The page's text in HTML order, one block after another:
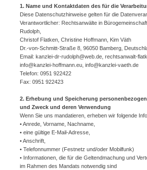
1. Name und Kontaktdaten des für die
Diese Datenschutzhinweise gelten für die
Verantwortlicher: Rechtsanwälte in
Rudolph,
Christof Flatken, Christine Hoffmann, Kim Väth
Dr.-von-Schmitt-Straße 8, 96050 Bamberg,
Email: kanzlei-dr-rudolph@web.de, rechtsanwalt-
info@kanzlei-hoffmann.eu, info@kanzlei-vaeth.de
Telefon: 0951 922422
Fax: 0951 922423
2. Erhebung und Speicherung
und Zweck und deren Verwendung
Wenn Sie uns mandatieren, erheben wir folgende
• Anrede, Vorname, Nachname,
• eine gültige E-Mail-Adresse,
• Anschrift,
• Telefonnummer (Festnetz und/oder Mobilfunk)
• Informationen, die für die Geltendmachung und
im Rahmen des Mandats notwendig sind